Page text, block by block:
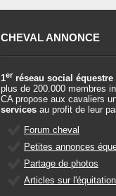
CHEVAL ANNONCE
1er réseau social équestre
plus de 200.000 membres
CA propose aux cavaliers
services au profit de leur
Forum cheval
Petites annonces
Partage de photos
Articles sur l'équitation